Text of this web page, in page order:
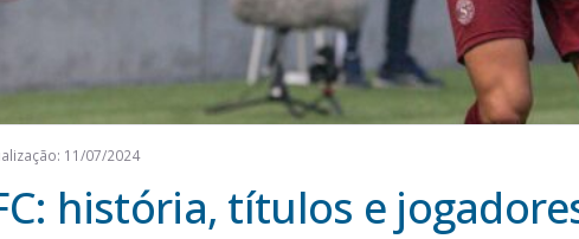
11/07/2024
história, títulos e